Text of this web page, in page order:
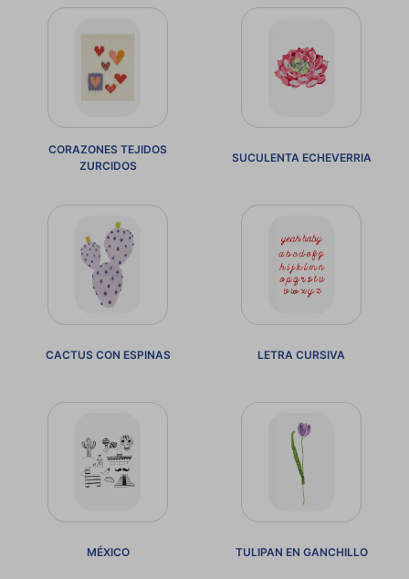
CORAZONES TEJIDOS
ZURCIDOS
SUCULENTA ECHEVERRIA
CACTUS CON ESPINAS LETRA CURSIVA
MÉXICO TULIPAN EN GANCHILLO